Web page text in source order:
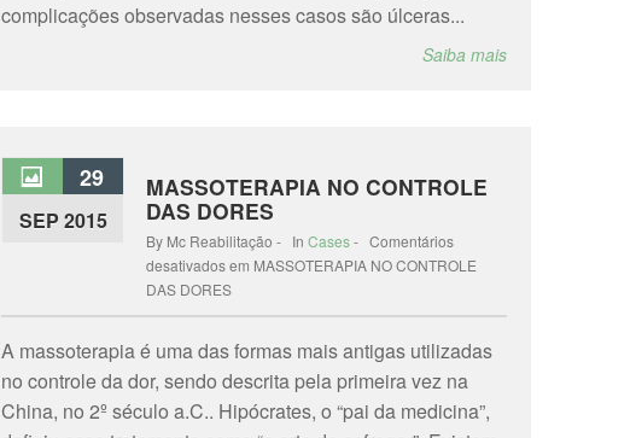
complicações observadas nesses casos são úlceras...
Saiba mais
29
SEP 2015
MASSOTERAPIA NO CONTROLE
DAS DORES
By Mc Reabilitação - In Cases- Comentários
desativadosem MASSOTERAPIA NO CONTROLE
DAS DORES
A massoterapia é uma das formas mais antigas utilizadas
no controle da dor, sendo descrita pela primeira vez na
China, no 2º século a.C.. Hipócrates, o “pai da medicina”,